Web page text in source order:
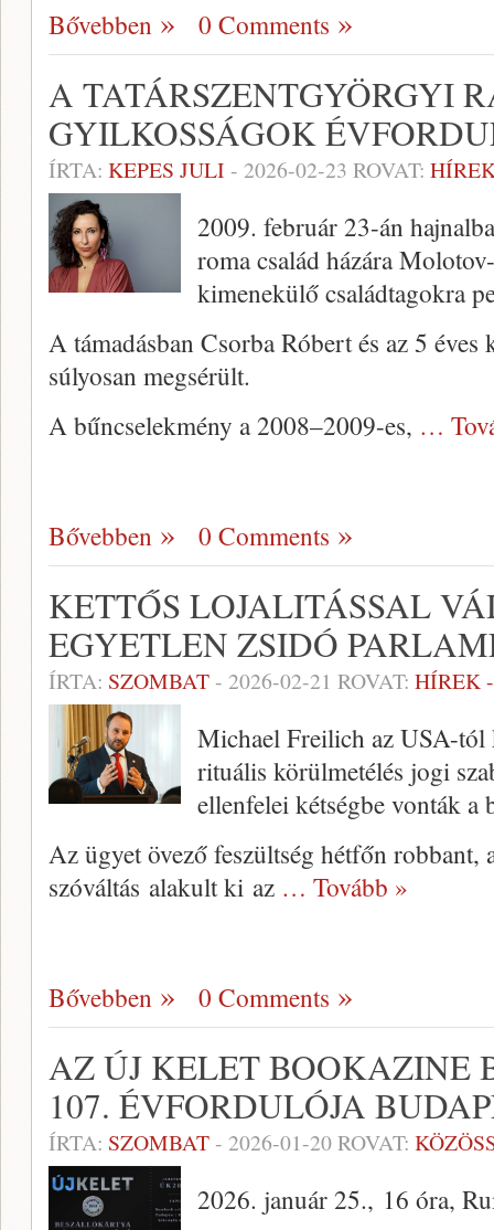
Bővebben 0 Comments
A TATÁRSZENTGYÖRGYI
GYILKOSSÁGOK
ÍRTA: KEPES JULI - 2026-02-23 ROVAT:
2009. február 23-án
roma család házára
kimenekülő családtagokra
A támadásban Csorba Róbert és az 5
súlyosan megsérült.
A bűncselekmény a 2008–2009-es, …
Bővebben 0 Comments
KETTŐS LOJALITÁSSAL
EGYETLEN ZSIDÓ
ÍRTA: SZOMBAT- 2026-02-21 ROVAT: HÍREK
Michael Freilich az USA-tól
rituális körülmetélés jogi
ellenfelei kétségbe vonták a
Az ügyet övező feszültség hétfőn robbant,
szóváltás alakult ki az … Tovább »
Bővebben 0 Comments
AZ ÚJ KELET BOOKAZINE
107. ÉVFORDULÓJA
ÍRTA: SZOMBAT- 2026-01-20ROVAT:
2026. január 25., 16 óra,